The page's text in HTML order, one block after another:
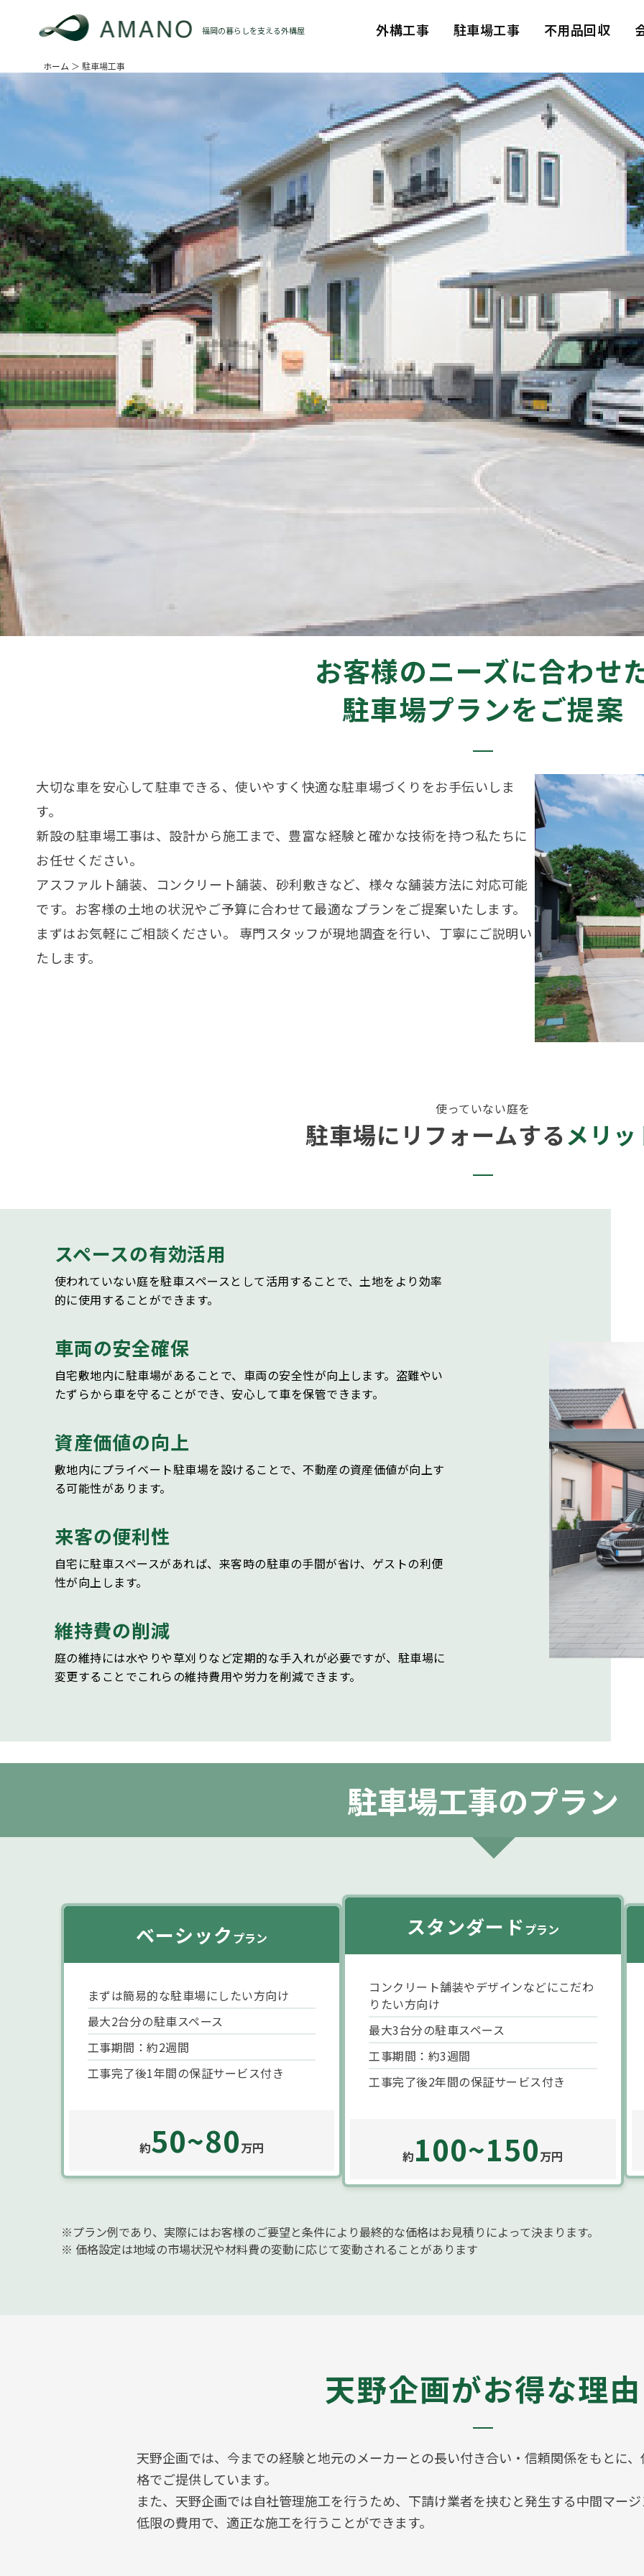
content
福岡の暮らしを支える外構屋 外構工事 駐車場工事 不用品回収
ホーム ＞ 駐車場工事
お客様のニーズに合わせ
駐車場プランをご提案
大切な車を安心して駐車できる、使いやすく快適な駐車場づくりをお手伝いしま
す。
新設の駐車場工事は、設計から施工まで、豊富な経験と確かな技術を持つ私たちに
お任せください。
アスファルト舗装、コンクリート舗装、砂利敷きなど、様々な舗装方法に対応可能
です。お客様の土地の状況やご予算に合わせて最適なプランをご提案いたします。
まずはお気軽にご相談ください。 専門スタッフが現地調査を行い、丁寧にご説明い
たします。
使っていない庭を
駐車場にリフォームするメリッ
スペースの有効活用
使われていない庭を駐車スペースとして活用することで、土地をより効率
的に使用することができます。
車両の安全確保
自宅敷地内に駐車場があることで、車両の安全性が向上します。盗難やい
たずらから車を守ることができ、安心して車を保管できます。
資産価値の向上
敷地内にプライベート駐車場を設けることで、不動産の資産価値が向上す
る可能性があります。
来客の便利性
自宅に駐車スペースがあれば、来客時の駐車の手間が省け、ゲストの利便
性が向上します。
維持費の削減
庭の維持には水やりや草刈りなど定期的な手入れが必要ですが、駐車場に
変更することでこれらの維持費用や労力を削減できます。
駐車場工事のプラン
ベーシックプラン
まずは簡易的な駐車場にしたい方向け
最大2台分の駐車スペース
工事期間：約2週間
工事完了後1年間の保証サービス付き
約50~80万円
スタンダードプラン
コンクリート舗装やデザインなどにこだわ
りたい方向け
最大3台分の駐車スペース
工事期間：約3週間
工事完了後2年間の保証サービス付き
約100~150万円
※プラン例であり、実際にはお客様のご要望と条件により最終的な価格はお見積りによって決まります。
※ 価格設定は地域の市場状況や材料費の変動に応じて変動されることがあります
天野企画がお得な理由
天野企画では、今までの経験と地元のメーカーとの長い付き合い・信頼関係をもとに
格でご提供しています。
また、天野企画では自社管理施工を行うため、下請け業者を挟むと発生する中間マー
低限の費用で、適正な施工を行うことができます。